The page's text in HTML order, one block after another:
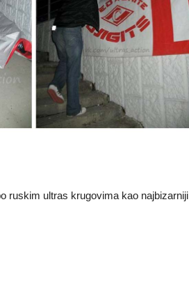
ruskim ultras krugovima kao najbizarniji